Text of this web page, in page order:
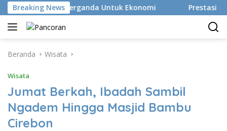
Langsung
ke
konten
Breaking News
Efek Berganda Untuk Ekonomi Prestasi dan
Beranda Wisata
Wisata
Jumat Berkah, Ibadah Sambil
Ngadem Hingga Masjid Bambu
Cirebon